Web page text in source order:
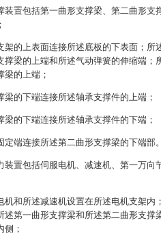
装置包括第一曲形支撑梁、第二曲形支
架的上表面连接所述底板的下表面；所
撑梁的上端和所述气动弹簧的伸缩端；
梁的上端；
梁的下端连接所述轴承支撑件的上端；
梁的下端连接所述轴承支撑件的下端；
定端连接所述第二曲形支撑梁的下端部。
装置包括伺服电机、减速机、第一万向
机和所述减速机设置在所述电机支架内
述第一曲形支撑梁和所述第二曲形支撑
侧；